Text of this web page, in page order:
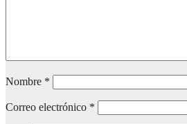
Nombre *
Correo electrónico *